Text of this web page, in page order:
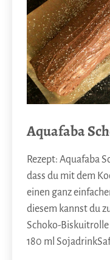
Aquafaba
Rezept: Aquafaba
dass du mit dem
einen ganz
diesem kannst du
Schoko-
180 ml